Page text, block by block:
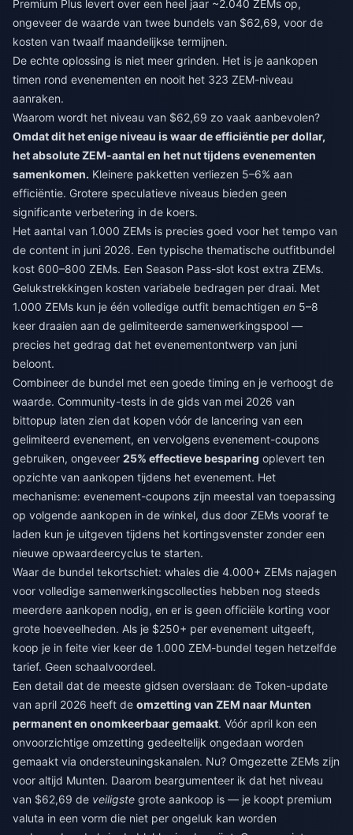
Premium Plus levert over een heel jaar ~2.040 ZEMs op,
ongeveer de waarde van twee bundels van $62,69, voor de
kosten van twaalf maandelijkse termijnen.
De echte oplossing is niet meer grinden. Het is je aankopen
timen rond evenementen en nooit het 323 ZEM-niveau
aanraken.
Waarom wordt het niveau van $62,69 zo vaak aanbevolen?
Omdat dit het enige niveau is waar de efficiëntie per dollar,
het absolute ZEM-aantal en het nut tijdens evenementen
samenkomen. Kleinere pakketten verliezen 5–6% aan
efficiëntie. Grotere speculatieve niveaus bieden geen
significante verbetering in de koers.
Het aantal van 1.000 ZEMs is precies goed voor het tempo van
de content in juni 2026. Een typische thematische outfitbundel
kost 600–800 ZEMs. Een Season Pass-slot kost extra ZEMs.
Gelukstrekkingen kosten variabele bedragen per draai. Met
1.000 ZEMs kun je één volledige outfit bemachtigen en 5–8
keer draaien aan de gelimiteerde samenwerkingspool —
precies het gedrag dat het evenementontwerp van juni
beloont.
Combineer de bundel met een goede timing en je verhoogt de
waarde. Community-tests in de gids van mei 2026 van
bittopup laten zien dat kopen vóór de lancering van een
gelimiteerd evenement, en vervolgens evenement-coupons
gebruiken, ongeveer 25% effectieve besparing oplevert ten
opzichte van aankopen tijdens het evenement. Het
mechanisme: evenement-coupons zijn meestal van toepassing
op volgende aankopen in de winkel, dus door ZEMs vooraf te
laden kun je uitgeven tijdens het kortingsvenster zonder een
nieuwe opwaardeercyclus te starten.
Waar de bundel tekortschiet: whales die 4.000+ ZEMs najagen
voor volledige samenwerkingscollecties hebben nog steeds
meerdere aankopen nodig, en er is geen officiële korting voor
grote hoeveelheden. Als je $250+ per evenement uitgeeft,
koop je in feite vier keer de 1.000 ZEM-bundel tegen hetzelfde
tarief. Geen schaalvoordeel.
Een detail dat de meeste gidsen overslaan: de Token-update
van april 2026 heeft de omzetting van ZEM naar Munten
permanent en onomkeerbaar gemaakt. Vóór april kon een
onvoorzichtige omzetting gedeeltelijk ongedaan worden
gemaakt via ondersteuningskanalen. Nu? Omgezette ZEMs zijn
voor altijd Munten. Daarom beargumenteer ik dat het niveau
van $62,69 de veiligste grote aankoop is — je koopt premium
valuta in een vorm die niet per ongeluk kan worden